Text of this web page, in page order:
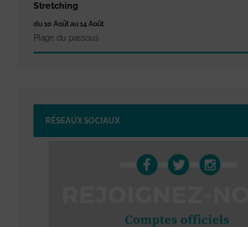
Stretching
du 10 Août au 14 Août
Plage du passous
RÉSEAUX SOCIAUX